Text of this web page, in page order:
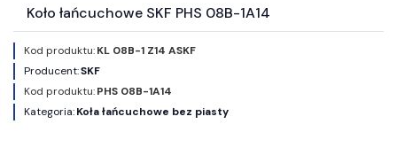
Koło łańcuchowe SKF PHS 08B-1A14
Kod produktu:KL 08B-1 Z14 ASKF
Producent:SKF
Kod produktu:PHS 08B-1A14
Kategoria:Koła łańcuchowe bez piasty